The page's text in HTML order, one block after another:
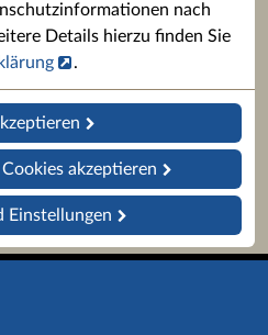
nach
Details hierzu finden Sie
.
akzeptieren
Einstellungen